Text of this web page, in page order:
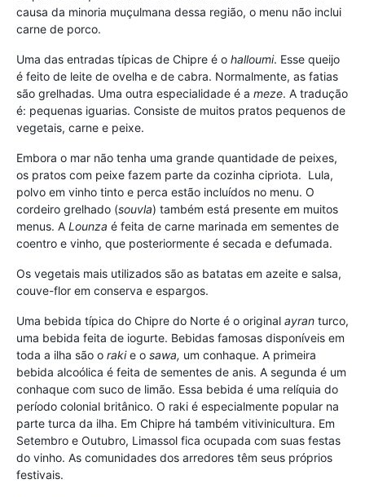
causa da minoria muçulmana dessa região, o menu não inclui
carne de porco.
Uma das entradas típicas de Chipre é o halloumi. Esse queijo
é feito de leite de ovelha e de cabra. Normalmente, as fatias
são grelhadas. Uma outra especialidade é a meze. A tradução
é: pequenas iguarias. Consiste de muitos pratos pequenos de
vegetais, carne e peixe.
Embora o mar não tenha uma grande quantidade de peixes,
os pratos com peixe fazem parte da cozinha cipriota. Lula,
polvo em vinho tinto e perca estão incluídos no menu. O
cordeiro grelhado (souvla) também está presente em muitos
menus. A Lounza é feita de carne marinada em sementes de
coentro e vinho, que posteriormente é secada e defumada.
Os vegetais mais utilizados são as batatas em azeite e salsa,
couve-flor em conserva e espargos.
Uma bebida típica do Chipre do Norte é o original ayran turco,
uma bebida feita de iogurte. Bebidas famosas disponíveis em
toda a ilha são o rakie o sawa, um conhaque. A primeira
bebida alcoólica é feita de sementes de anis. A segunda é um
conhaque com suco de limão. Essa bebida é uma relíquia do
período colonial britânico. O raki é especialmente popular na
parte turca da ilha. Em Chipre há também vitivinicultura. Em
Setembro e Outubro, Limassol fica ocupada com suas festas
do vinho. As comunidades dos arredores têm seus próprios
festivais.